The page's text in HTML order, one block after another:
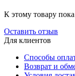
К этому товару
Оставить отзыв
Для клиентов
Способы
Возврат и